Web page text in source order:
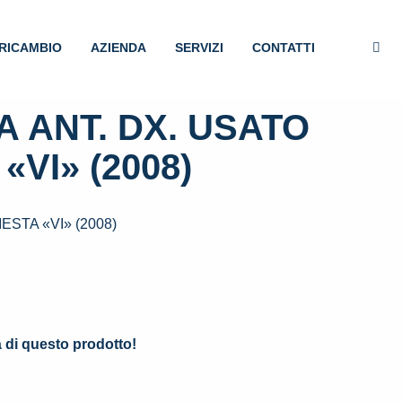
AZIENDA SERVIZI CONTATTI
ANT. DX. USATO
(2008)
«VI» (2008)
di questo prodotto!